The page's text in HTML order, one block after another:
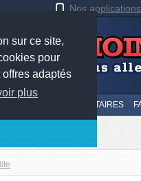
sur ce site,
pour
adaptés
plus
Nos
SUIVI DES COMMENTAIRES